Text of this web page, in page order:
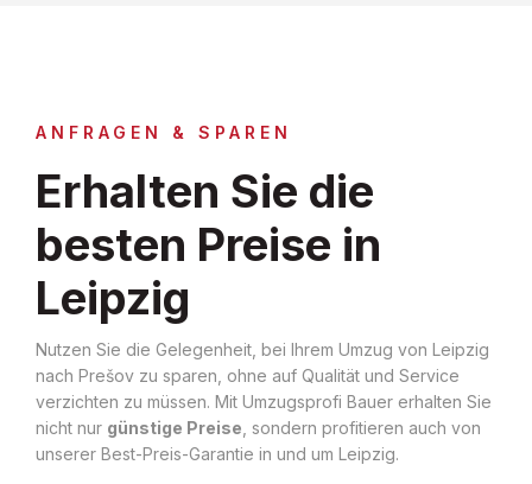
ANFRAGEN & SPAREN
Erhalten Sie die
besten Preise in
Leipzig
Nutzen Sie die Gelegenheit, bei Ihrem Umzug von Leipzig
nach Prešov zu sparen, ohne auf Qualität und Service
verzichten zu müssen. Mit Umzugsprofi Bauer erhalten Sie
nicht nur günstige Preise , sondern profitieren auch von
unserer Best-Preis-Garantie in und um Leipzig.